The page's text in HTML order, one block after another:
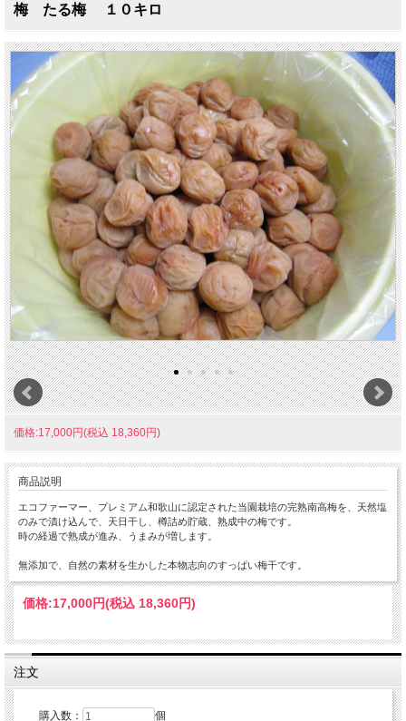
梅 たる梅 １０キロ
価格:17,000円(税込 18,360円)
商品説明
エコファーマー、プレミアム和歌山に認定された当園栽培の完熟南高梅を、天然塩
のみで漬け込んで、天日干し、樽詰め貯蔵、熟成中の梅です。
時の経過で熟成が進み、うまみが増します。
無添加で、自然の素材を生かした本物志向のすっぱい梅干です。
価格:17,000円(税込 18,360円)
注文
購入数： 個